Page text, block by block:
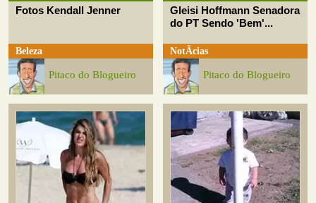
Fotos Kendall Jenner
Beleza
Pitaco do Blogueiro
Gleisi Hoffmann Senadora
do PT Sendo 'Bem'...
NotÃ­cias
Pitaco do Blogueiro